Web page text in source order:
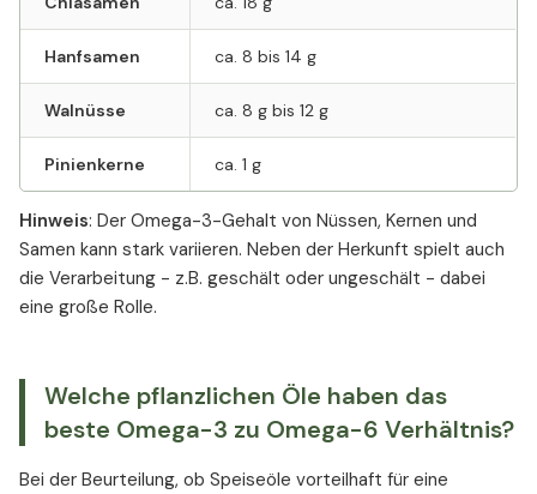
Hanfsamen ca. 8 bis 14 g
Walnüsse ca. 8 g bis 12 g
Pinienkerne ca. 1 g
Hinweis: Der Omega-3-Gehalt von Nüssen, Kernen und
Samen kann stark variieren. Neben der Herkunft spielt auch
die Verarbeitung - z.B. geschält oder ungeschält - dabei
eine große Rolle.
Welche pflanzlichen Öle haben das
beste Omega-3 zu Omega-6 Verhältnis?
Bei der Beurteilung, ob Speiseöle vorteilhaft für eine